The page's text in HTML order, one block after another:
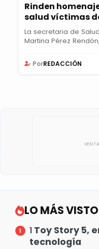
Rinden
salud víctimas
La secretaria de
Martina Pérez
PorREDACCIÓN
LO MÁS VISTO
1 Toy Story 5,
tecnología